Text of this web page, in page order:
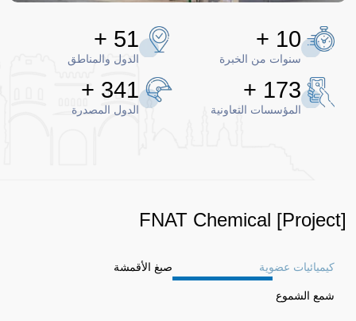
12
+
سنوات من الخبرة
60
+
الدول والمناطق
200
+
المؤسسات التعاونية
395
+
الدول المصدرة
FNAT Chemical [Project]
كيميائيات عضوية صبغ الأقمشة
شمع الشموع